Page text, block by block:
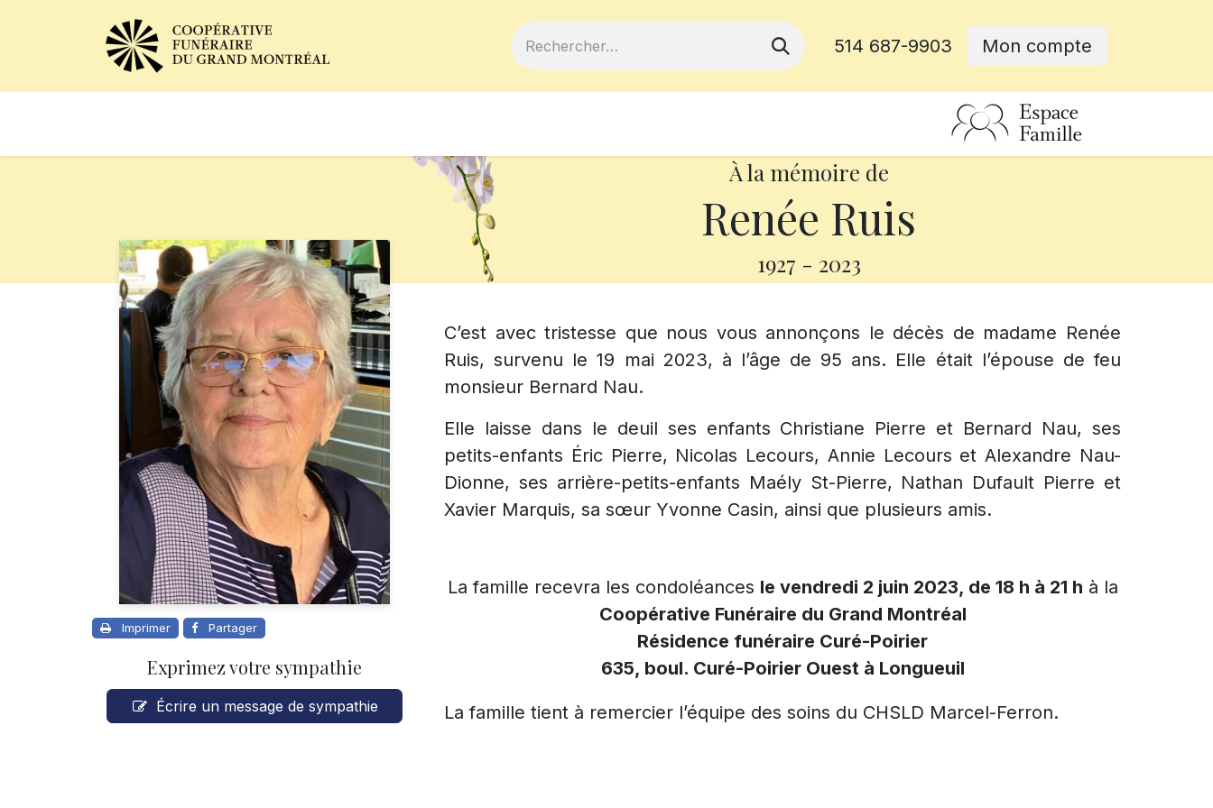
514 687-9903 Mon compte
À la mémoire de
Renée Ruis
1927 - 2023
Imprimer Partager
Exprimez votre sympathie
Écrire un message de sympathie
C’est avec tristesse que nous vous annonçons le décès de madame Renée
Ruis, survenu le 19 mai 2023, à l’âge de 95 ans. Elle était l’épouse de feu
monsieur Bernard Nau.
Elle laisse dans le deuil ses enfants Christiane Pierre et Bernard Nau, ses
petits-enfants Éric Pierre, Nicolas Lecours, Annie Lecours et Alexandre Nau-
Dionne, ses arrière-petits-enfants Maély St-Pierre, Nathan Dufault Pierre et
Xavier Marquis, sa sœur Yvonne Casin, ainsi que plusieurs amis.
La famille recevra les condoléances le vendredi 2 juin 2023, de 18 h à 21 h à la
Coopérative Funéraire du Grand Montréal
Résidence funéraire Curé-Poirier
635, boul. Curé-Poirier Ouest à Longueuil
La famille tient à remercier l’équipe des soins du CHSLD Marcel-Ferron.